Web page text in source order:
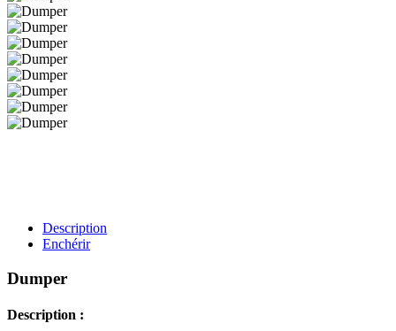
Description
Enchérir
Dumper
Description :